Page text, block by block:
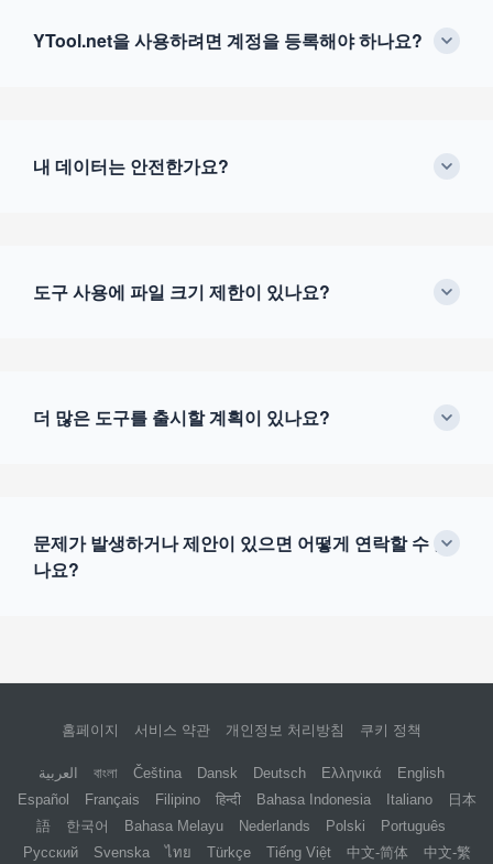
YTool.net을 사용하려면 계정을 등록해야 하나요?
내 데이터는 안전한가요?
도구 사용에 파일 크기 제한이 있나요?
더 많은 도구를 출시할 계획이 있나요?
문제가 발생하거나 제안이 있으면 어떻게 연락할 수 있
나요?
홈페이지 서비스 약관 개인정보 처리방침 쿠키 정책
العربية বাংলা Čeština Dansk Deutsch Ελληνικά
English
Español
Français Filipino हिन्दी Bahasa Indonesia Italiano
日本
語
한국어 Bahasa Melayu Nederlands Polski
Português
Русский
Svenska ไทย Türkçe Tiếng Việt 中文-简体 中文-繁